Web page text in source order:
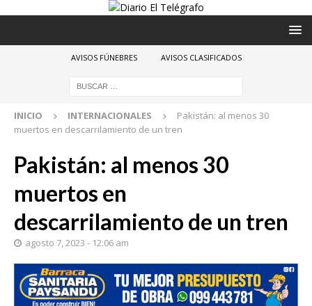
AVISOS FÚNEBRES AVISOS CLASIFICADOS
INICIO INTERNACIONALES
Pakistán: al menos 30
muertos en descarrilamiento de un tren
Pakistán: al menos 30
muertos en
descarrilamiento de un tren
agosto 7, 2023 - 12:06 am